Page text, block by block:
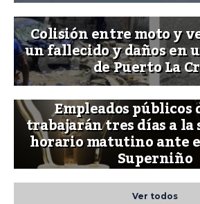
Colisión entre moto y
un fallecido y daños en
de Puerto La
Empleados públicos
trabajarán tres días a la
horario matutino ante
Superniño
Ver todos